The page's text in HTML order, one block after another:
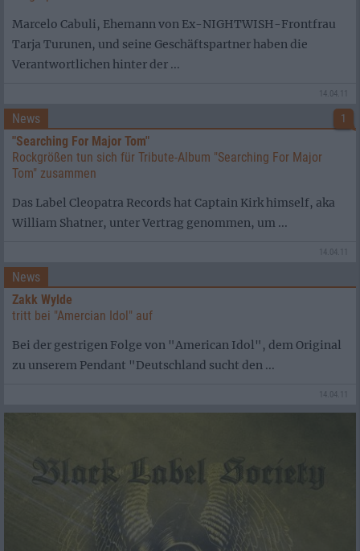
Marcelo Cabuli, Ehemann von Ex-NIGHTWISH-Frontfrau
Tarja Turunen, und seine Geschäftspartner haben die
Verantwortlichen hinter der ...
14.04.11
News
"Searching For Major Tom"
Rockgrößen tun sich für Tribute-Album "Searching For Major
Tom" zusammen
Das Label Cleopatra Records hat Captain Kirk himself, aka
William Shatner, unter Vertrag genommen, um ...
1
14.04.11
News
Zakk Wylde
tritt bei "Amercian Idol" auf
Bei der gestrigen Folge von "American Idol", dem Original
zu unserem Pendant "Deutschland sucht den ...
14.04.11